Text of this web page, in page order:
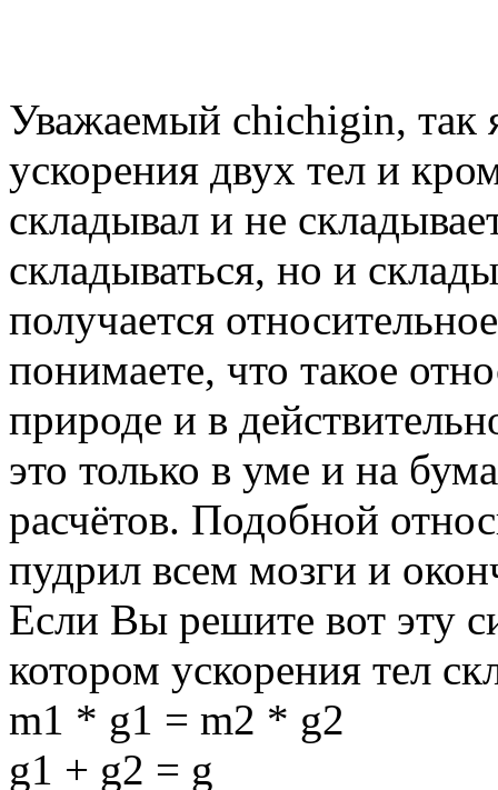
Уважаемый chichigin, так
ускорения двух тел и
складывал и не
складываться, но и
получается
понимаете, что такое
природе и в
это только в уме и на
расчётов. Подобной
пудрил всем мозги и
Если Вы решите вот эту
котором ускорения тел
m1 * g1 = m2 * g2
g1 + g2 = g